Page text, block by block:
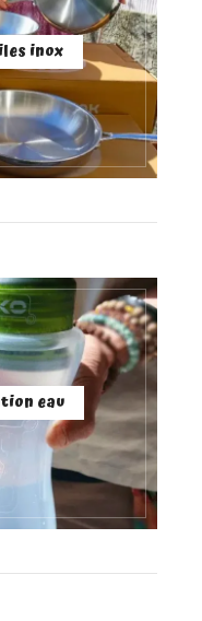
inox
eau